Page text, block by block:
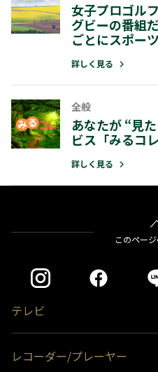
女子プロゴル
グビーの番組
ごとにスポー
詳しく見る
全般
あなたが “見
ビス「みるコレ
詳しく見る
このペー
テレビ
レコーダー/プレーヤー